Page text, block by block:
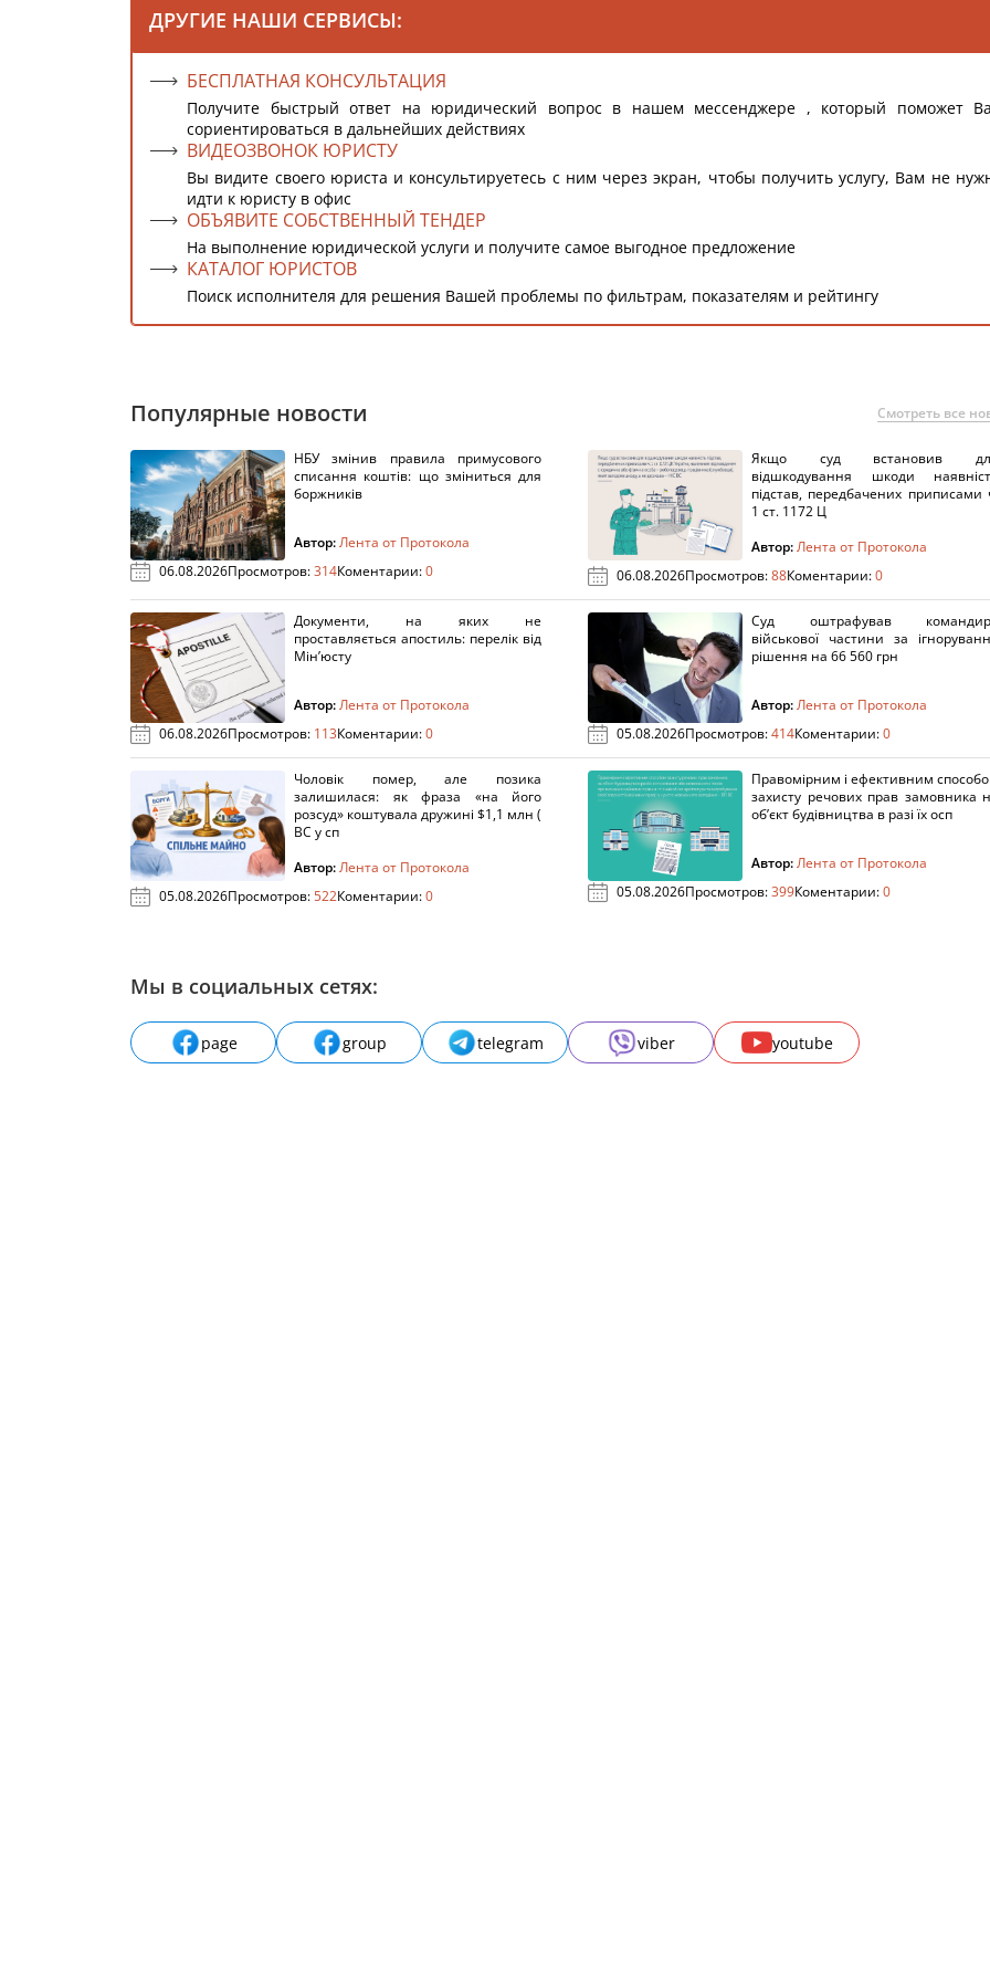
ДРУГИЕ НАШИ СЕРВИСЫ:
БЕСПЛАТНАЯ КОНСУЛЬТАЦИЯ
Получите быстрый ответ на юридический вопрос в нашем мессенджере , который поможет
сориентироваться в дальнейших действиях
ВИДЕОЗВОНОК ЮРИСТУ
Вы видите своего юриста и консультируетесь с ним через экран, чтобы получить услугу, Вам не
идти к юристу в офис
ОБЪЯВИТЕ СОБСТВЕННЫЙ ТЕНДЕР
На выполнение юридической услуги и получите самое выгодное предложение
КАТАЛОГ ЮРИСТОВ
Поиск исполнителя для решения Вашей проблемы по фильтрам, показателям и рейтингу
Популярные новости Смотреть все
НБУ змінив правила примусового
списання коштів: що зміниться для
боржників
Автор:Лента от Протокола
06.08.2026Просмотров:314Коментарии:0
Якщо суд встановив
відшкодування шкоди
підстав, передбачених приписами
1 ст. 1172 Ц
Автор:Лента от Протокола
06.08.2026Просмотров:88Коментарии:0
Документи, на яких не
проставляється апостиль: перелік від
Мін’юсту
Автор:Лента от Протокола
06.08.2026Просмотров: 113Коментарии:0
Суд оштрафував
військової частини за
рішення на 66 560 грн
Автор:Лента от Протокола
05.08.2026Просмотров:414Коментарии:0
Чоловік помер, але позика
залишилася: як фраза «на його
розсуд» коштувала дружині $1,1 млн (
ВС у сп
Автор:Лента от Протокола
05.08.2026Просмотров:522Коментарии:0
Правомірним і ефективним
захисту речових прав замовника
об’єкт будівництва в разі їх осп
Автор:Лента от Протокола
05.08.2026Просмотров:399Коментарии:0
Мы в социальных сетях:
page group telegram viber youtube